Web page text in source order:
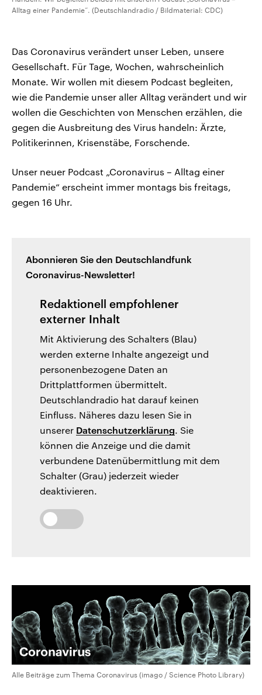
Alltag einer Pandemie“. (Deutschlandradio / Bildmaterial: CDC)
Das Coronavirus verändert unser Leben, unsere
Gesellschaft. Für Tage, Wochen, wahrscheinlich
Monate. Wir wollen mit diesem Podcast begleiten,
wie die Pandemie unser aller Alltag verändert und wir
wollen die Geschichten von Menschen erzählen, die
gegen die Ausbreitung des Virus handeln: Ärzte,
Politikerinnen, Krisenstäbe, Forschende.
Unser neuer Podcast „Coronavirus – Alltag einer
Pandemie“ erscheint immer montags bis freitags,
gegen 16 Uhr.
Abonnieren Sie den Deutschlandfunk
Coronavirus-Newsletter!
Redaktionell empfohlener
externer Inhalt
Mit Aktivierung des Schalters (Blau)
werden externe Inhalte angezeigt und
personenbezogene Daten an
Drittplattformen übermittelt.
Deutschlandradio hat darauf keinen
Einfluss. Näheres dazu lesen Sie in
unserer Datenschutzerklärung. Sie
können die Anzeige und die damit
verbundene Datenübermittlung mit dem
Schalter (Grau) jederzeit wieder
deaktivieren.
Alle Beiträge zum Thema Coronavirus (imago / Science Photo Library)